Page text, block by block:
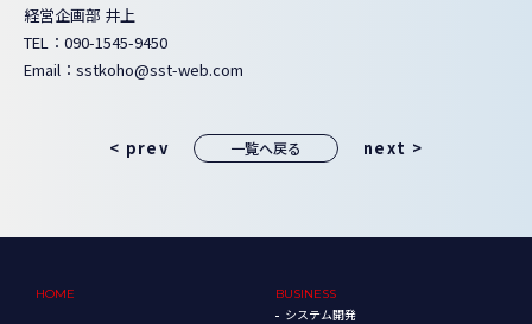
経営企画部 井上
TEL：090-1545-9450
Email：sstkoho@sst-web.com
< prev 一覧へ戻る next >
HOME BUSINESS
システム開発